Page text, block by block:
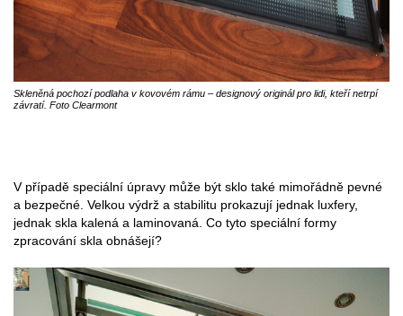
Skleněná pochozí podlaha v kovovém rámu – designový originál pro lidi, kteří netrpí
závratí. Foto Clearmont
V případě speciální úpravy může být sklo také mimořádně pevné
a bezpečné. Velkou výdrž a stabilitu prokazují jednak luxfery,
jednak skla kalená a laminovaná. Co tyto speciální formy
zpracování skla obnášejí?